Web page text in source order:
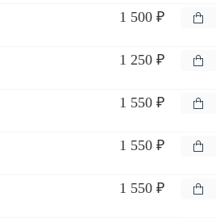
1 500 ₽
1 250 ₽
1 550 ₽
1 550 ₽
1 550 ₽